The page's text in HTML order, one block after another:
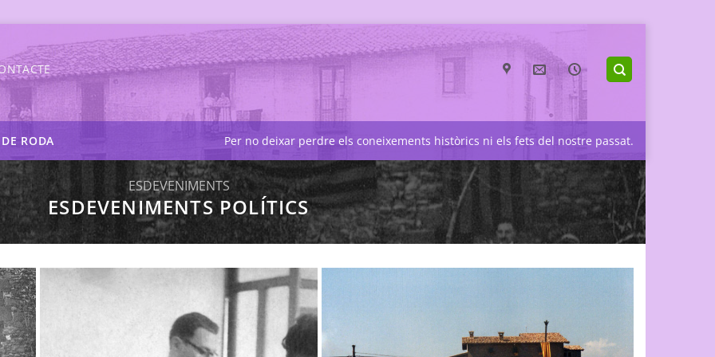
RODA Per no deixar perdre els coneixements històrics ni els fets del nostre passat.
ESDEVENIMENTS
ESDEVENIMENTS POLÍTICS